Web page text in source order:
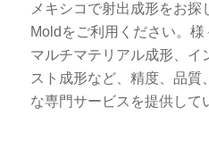
メキシコで射出成形をお探
Moldをご利用ください。
マルチマテリアル成形、イ
スト成形など、精度、品質
な専門サービスを提供して